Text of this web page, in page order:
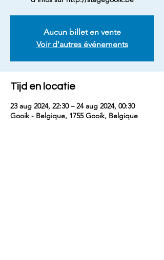
Aucun billet en vente
Voir d'autres événements
Tijd en locatie
23 aug 2024, 22:30 – 24 aug 2024, 00:30
Gooik - Belgique, 1755 Gooik, Belgique